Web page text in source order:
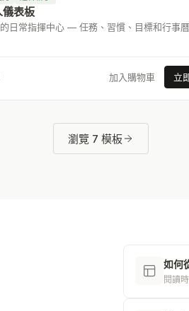
儀表板
日常指揮中心 — 任務、習慣、目標和行事
加入購物車 立
瀏覽 7 模板
如何
閱讀